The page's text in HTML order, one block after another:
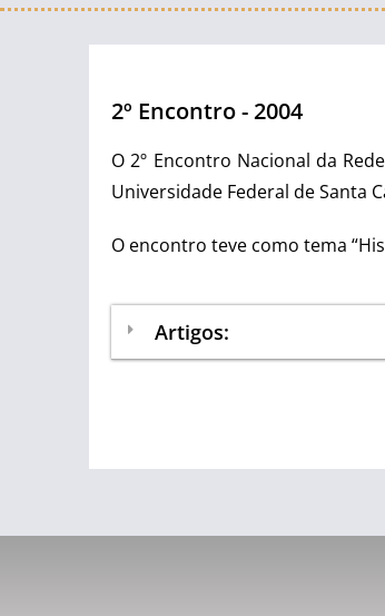
2º Encontro - 2004
O 2º Encontro Nacional da
Universidade Federal de Santa
O encontro teve como tema
Artigos: